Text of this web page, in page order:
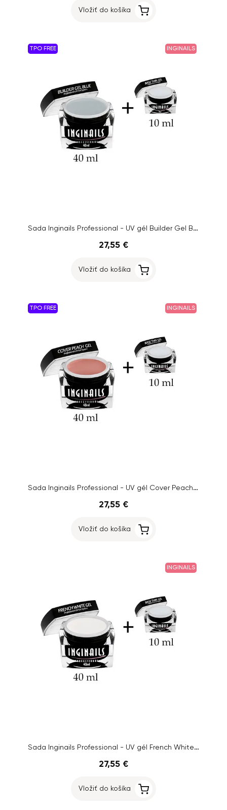
Vložiť do košíka
TPO FREE INGINAILS
Sada Inginails Professional - UV gél Builder Gel Blue 40ml + UV gél Base Thin Gel 10ml
27,55 €
Vložiť do košíka
TPO FREE INGINAILS
Sada Inginails Professional - UV gél Cover Peach Gel 40ml + UV gél Base Thin Gel 10ml
27,55 €
Vložiť do košíka
INGINAILS
Sada Inginails Professional - UV gél French White 40ml + UV gél Base Thin Gel 10ml
27,55 €
Vložiť do košíka